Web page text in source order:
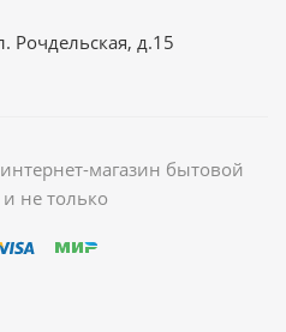
Рочдельская, д.15
магазин бытовой
не только